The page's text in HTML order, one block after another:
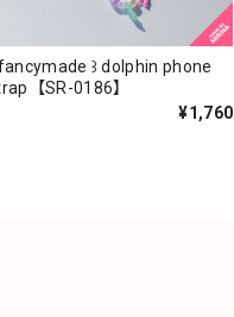
fancymade ꒱ dolphin phone
【SR-0186】
¥1,760